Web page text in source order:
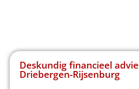
Deskundig financieel
Driebergen-Rijsenburg